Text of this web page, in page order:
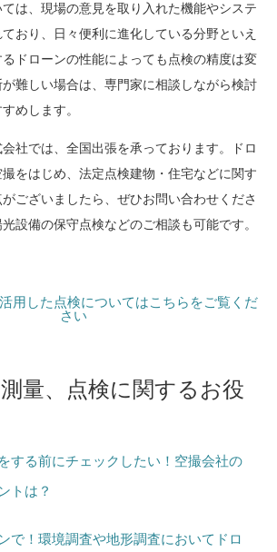
ては、現場の意見を取り入れた機能やシステ
おり、日々便利に進化している分野といえ
ドローンの性能によっても点検の精度は変
難しい場合は、専門家に相談しながら検討
めします。
社では、全国出張を承っております。ドロ
をはじめ、法定点検建物・住宅などに関す
ございましたら、ぜひお問い合わせくださ
設備の保守点検などのご相談も可能です。
用した点検についてはこちらをご覧くだ
さい
量、点検に関するお役
する前にチェックしたい！空撮会社の
トは？
で！環境調査や地形調査においてドロ